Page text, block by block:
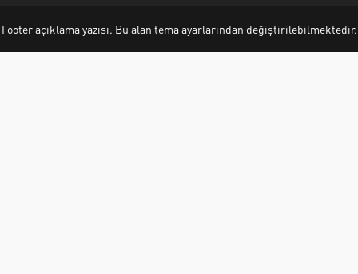
Footer açıklama yazısı. Bu alan tema ayarlarından değiştirilebilmektedir.